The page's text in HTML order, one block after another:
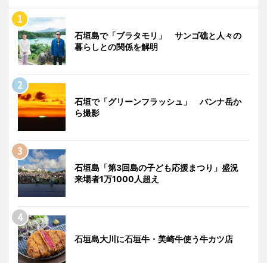
石垣島で「ブラタモリ」 サンゴ礁と人々の
暮らしとの関係を解明
石垣で「グリーンフラッシュ」 バンナ岳か
ら撮影
石垣島「第3回島の子ども応援まつり」盛況
来場者1万1000人超え
石垣島大川に石垣牛・美崎牛使う牛カツ店